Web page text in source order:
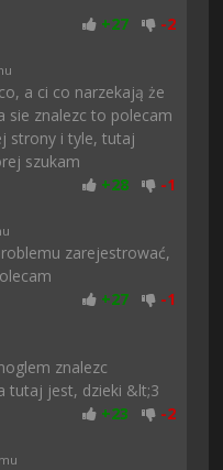
+27 -2
a ci co narzekają że
sie znalezc to polecam
strony i tyle, tutaj
szukam
+28 -1
zarejestrować,
+27 -1
znalezc
tutaj jest, dzieki &lt;3
+23 -2